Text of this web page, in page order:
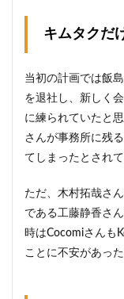
キムタクだ
当初の計画では飯
を退社し、新しく
に練られていたと
さんが事務所に残
てしまったとされて
ただ、木村拓哉さ
である工藤静香さ
時はCocomiさんも
ことに不安があっ